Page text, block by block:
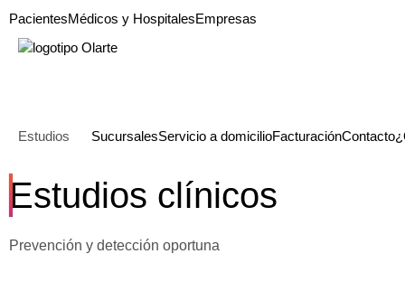
PacientesMédicos y HospitalesEmpresas
Estudios SucursalesServicio a domicilioFacturaciónContacto
Estudios clínicos
Prevención y detección oportuna